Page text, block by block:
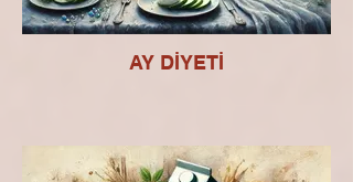
AY DİYETİ